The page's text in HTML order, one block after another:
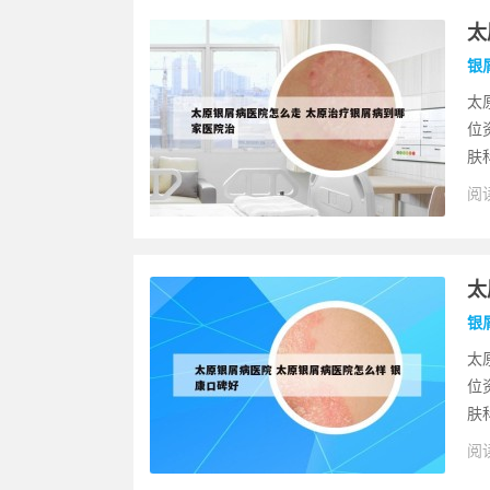
银
太
位
肤
阅
银
太
位
肤
阅